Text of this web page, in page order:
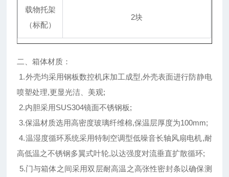
载物托架
（标配）
2块
二、箱体材质：
1.外壳均采用钢板数控机床加工成型,外壳表面进行防静电
喷塑处理,更显光洁、美观;
2.内胆采用SUS304镜面不锈钢板;
3.保温材质选用高密度玻璃纤维棉,保温层厚度为100mm;
4.温湿度循环系统采用特制空调型低噪音长轴风扇电机,耐
高低温之不锈钢多翼式叶轮,以达强度对流垂直扩散循环;
5.门与箱体之间采用双层耐高温之高张性密封条以确保测